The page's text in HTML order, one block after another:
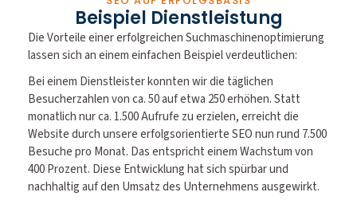
Beispiel Dienstleistung
Die Vorteile einer erfolgreichen Suchmaschinenoptimierung
lassen sich an einem einfachen Beispiel verdeutlichen:
Bei einem Dienstleister konnten wir die täglichen
Besucherzahlen von ca. 50 auf etwa 250 erhöhen. Statt
monatlich nur ca. 1.500 Aufrufe zu erzielen, erreicht die
Website durch unsere erfolgsorientierte SEO nun rund 7.500
Besuche pro Monat. Das entspricht einem Wachstum von
400 Prozent. Diese Entwicklung hat sich spürbar und
nachhaltig auf den Umsatz des Unternehmens ausgewirkt.